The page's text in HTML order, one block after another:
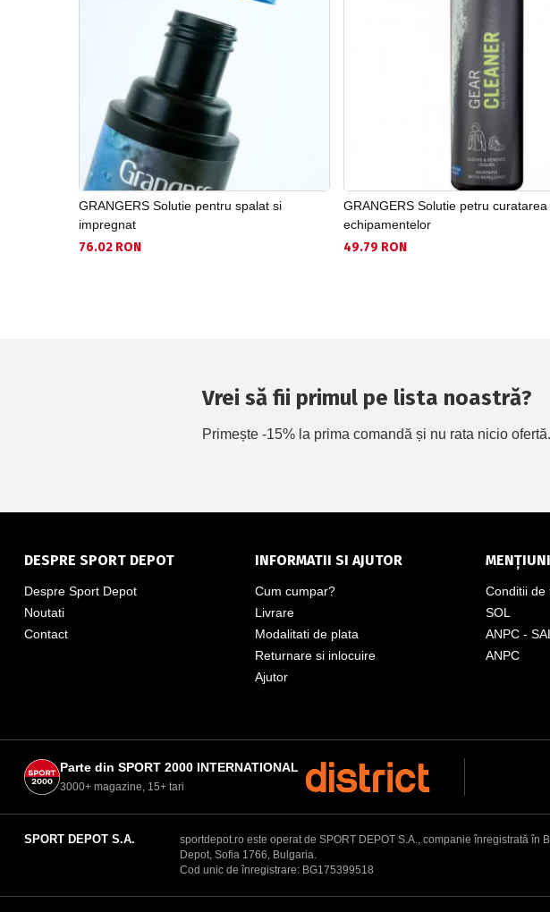
GRANGERS Solutie pentru spalat si
impregnat
76.02 RON
GRANGERS Solutie petru curatarea
echipamentelor
49.79 RON
Vrei să fii primul pe lista noastră?
Primește -15% la prima comandă și nu rata nicio ofertă.
DESPRE SPORT DEPOT
Despre Sport Depot
Noutati
Contact
INFORMATII SI AJUTOR
Cum cumpar?
Livrare
Modalitati de plata
Returnare si inlocuire
Ajutor
Conditii de
SOL
ANPC - SAL
ANPC
Parte din SPORT 2000 INTERNATIONAL
3000+ magazine, 15+ tari
SPORT DEPOT S.A.
sportdepot.ro este operat de SPORT DEPOT S.A., companie înregistrată
Depot, Sofia 1766, Bulgaria.
Cod unic de înregistrare: BG175399518